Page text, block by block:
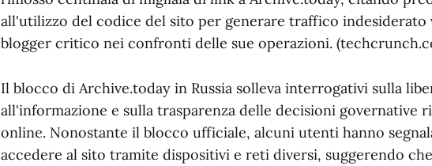
all'utilizzo del codice del sito per generare traffico indesiderato
blogger critico nei confronti delle sue operazioni.
Il blocco di Archive.today in Russia solleva interrogativi sulla
all'informazione e sulla trasparenza delle decisioni governative
online. Nonostante il blocco ufficiale, alcuni utenti hanno
accedere al sito tramite dispositivi e reti diversi, suggerendo